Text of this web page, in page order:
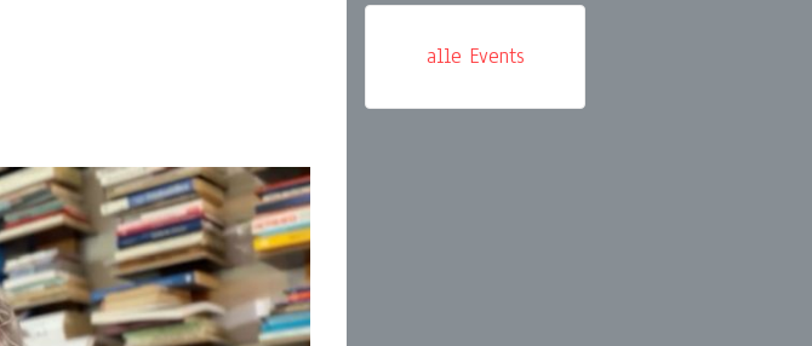
alle Events